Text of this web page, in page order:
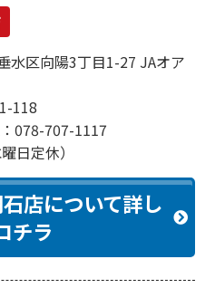
水区向陽3丁目1-27 JAオア
118
078-707-1117
日定休）
店について詳し
チラ